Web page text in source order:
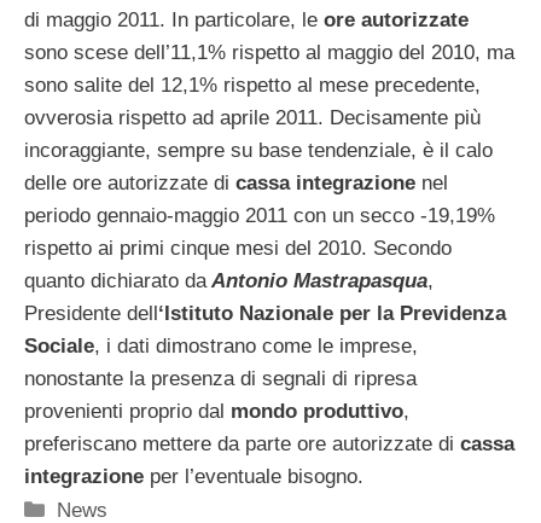
di maggio 2011. In particolare, le ore autorizzate
sono scese dell’11,1% rispetto al maggio del 2010, ma
sono salite del 12,1% rispetto al mese precedente,
ovverosia rispetto ad aprile 2011. Decisamente più
incoraggiante, sempre su base tendenziale, è il calo
delle ore autorizzate di cassa integrazione nel
periodo gennaio-maggio 2011 con un secco -19,19%
rispetto ai primi cinque mesi del 2010. Secondo
quanto dichiarato daAntonio Mastrapasqua,
Presidente dell‘Istituto Nazionale per la Previdenza
Sociale, i dati dimostrano come le imprese,
nonostante la presenza di segnali di ripresa
provenienti proprio dal mondo produttivo,
preferiscano mettere da parte ore autorizzate di cassa
integrazione per l’eventuale bisogno.
Categorie
News